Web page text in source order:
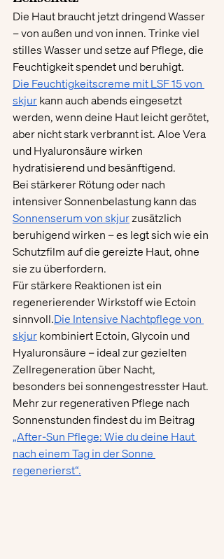
Die Haut braucht jetzt dringend Wasser
– von außen und von innen. Trinke viel
stilles Wasser und setze auf Pflege, die
Feuchtigkeit spendet und beruhigt.
Die Feuchtigkeitscreme mit LSF 15 von
skjur kann auch abends eingesetzt
werden, wenn deine Haut leicht gerötet,
aber nicht stark verbrannt ist. Aloe Vera
und Hyaluronsäure wirken
hydratisierend und besänftigend.
Bei stärkerer Rötung oder nach
intensiver Sonnenbelastung kann das
Sonnenserum von skjur zusätzlich
beruhigend wirken – es legt sich wie ein
Schutzfilm auf die gereizte Haut, ohne
sie zu überfordern.
Für stärkere Reaktionen ist ein
regenerierender Wirkstoff wie Ectoin
sinnvoll.Die Intensive Nachtpflege von
skjur kombiniert Ectoin, Glycoin und
Hyaluronsäure – ideal zur gezielten
Zellregeneration über Nacht,
besonders bei sonnengestresster Haut.
Mehr zur regenerativen Pflege nach
Sonnenstunden findest du im Beitrag
„After-Sun Pflege: Wie du deine Haut
nach einem Tag in der Sonne
regenerierst“.